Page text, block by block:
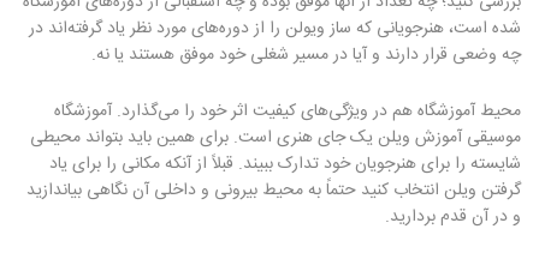
شده است، هنرجویانی که ساز ویولن را از دوره‌های مورد نظر یاد گرفته‌اند در
چه وضعی قرار دارند و آیا در مسیر شغلی خود موفق هستند یا نه.
محیط آموزشگاه هم در ویژگی‌های کیفیت اثر خود را می‌گذارد. آموزشگاه
موسیقی آموزش ویلن یک جای هنری است. برای همین باید بتواند محیطی
شایسته را برای هنرجویان خود تدارک ببیند. قبلاً از آنکه مکانی را برای یاد
گرفتن ویلن انتخاب کنید حتماً به محیط بیرونی و داخلی آن نگاهی بیاندازید
و در آن قدم بردارید.